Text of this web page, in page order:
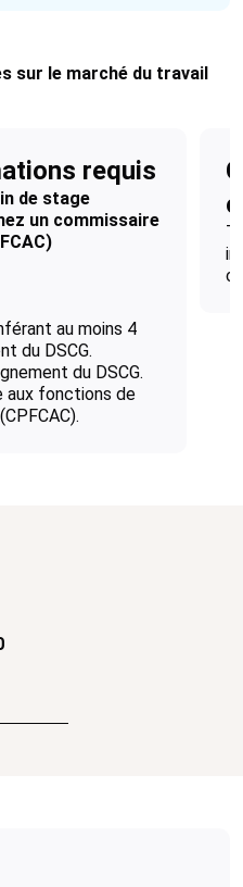
sur le marché du travail
requis
de stage
un commissaire
au moins 4
du DSCG.
du DSCG.
aux fonctions de